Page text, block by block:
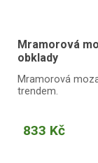
Mramorová
obklady
Mramorová
trendem.
833 Kč